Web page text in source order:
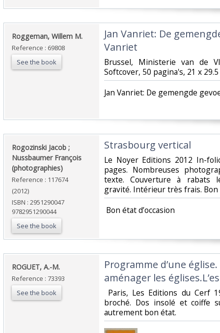
‎Roggeman, Willem M.‎
Reference : 69808
See the book
‎Jan Vanriet: De
Vanriet‎
‎Brussel, Ministerie van de
Softcover, 50 pagina's, 21 x
‎Jan Vanriet: De gemengde
‎Rogozinski Jacob ;
Nussbaumer François
(photographies)‎
Reference : 117674
(2012)
ISBN : 2951290047
9782951290044
See the book
‎Strasbourg vertical‎
‎Le Noyer Editions 2012 In-
pages. Nombreuses
texte. Couverture à rabats
gravité. Intérieur très frais. Bon
‎ Bon état d’occasion ‎
‎ROGUET, A.-M.‎
Reference : 73393
See the book
‎Programme d’une
aménager les
Paris, Les Editions du Cerf
broché. Dos insolé et coiffe
autrement bon état. ‎